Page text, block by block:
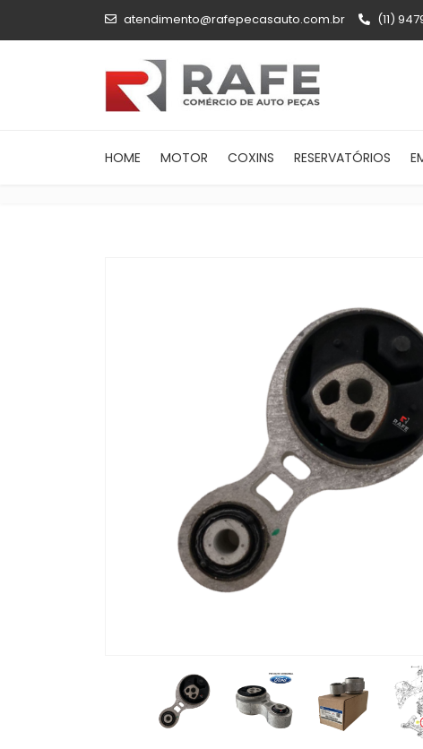
atendimento@rafepecasauto.com.br (11)
HOME MOTOR COXINS RESERVATÓRIOS